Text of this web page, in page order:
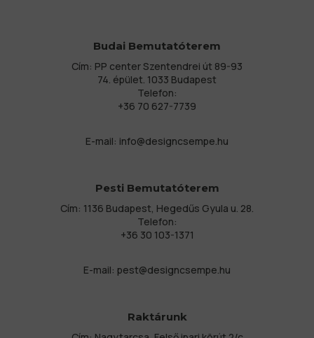
Budai Bemutatóterem
Cím: PP center Szentendrei út 89-93
74. épület. 1033 Budapest
Telefon:
+36 70 627-7739
E-mail: info@designcsempe.hu
Pesti Bemutatóterem
Cím: 1136 Budapest, Hegedűs Gyula u. 28.
Telefon:
+36 30 103-1371
E-mail: pest@designcsempe.hu
Raktárunk